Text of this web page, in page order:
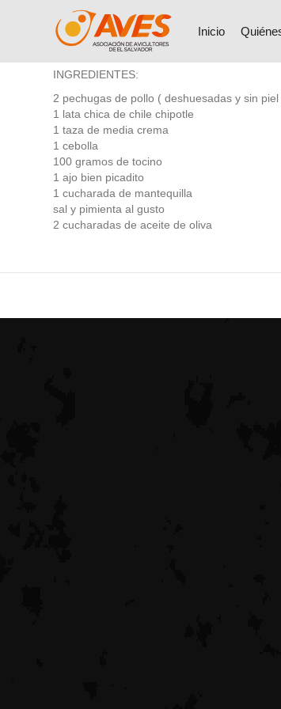
Inicio
Pechugas en
INGREDIENTES:
2 pechugas de pollo ( deshuesadas y sin piel
1 lata chica de chile chipotle
1 taza de media crema
1 cebolla
100 gramos de tocino
1 ajo bien picadito
1 cucharada de mantequilla
sal y pimienta al gusto
2 cucharadas de aceite de oliva